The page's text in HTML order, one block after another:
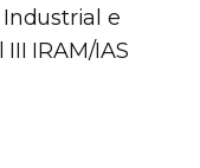
Industrial e
IRAM/IAS